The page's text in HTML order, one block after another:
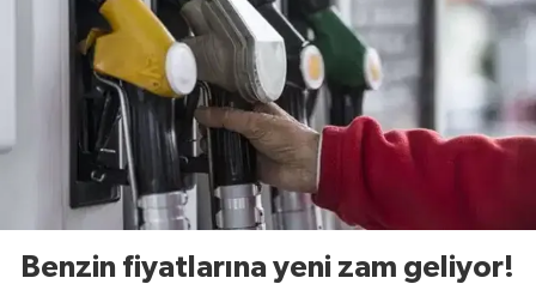
Benzin fiyatlarına yeni zam geliyor!